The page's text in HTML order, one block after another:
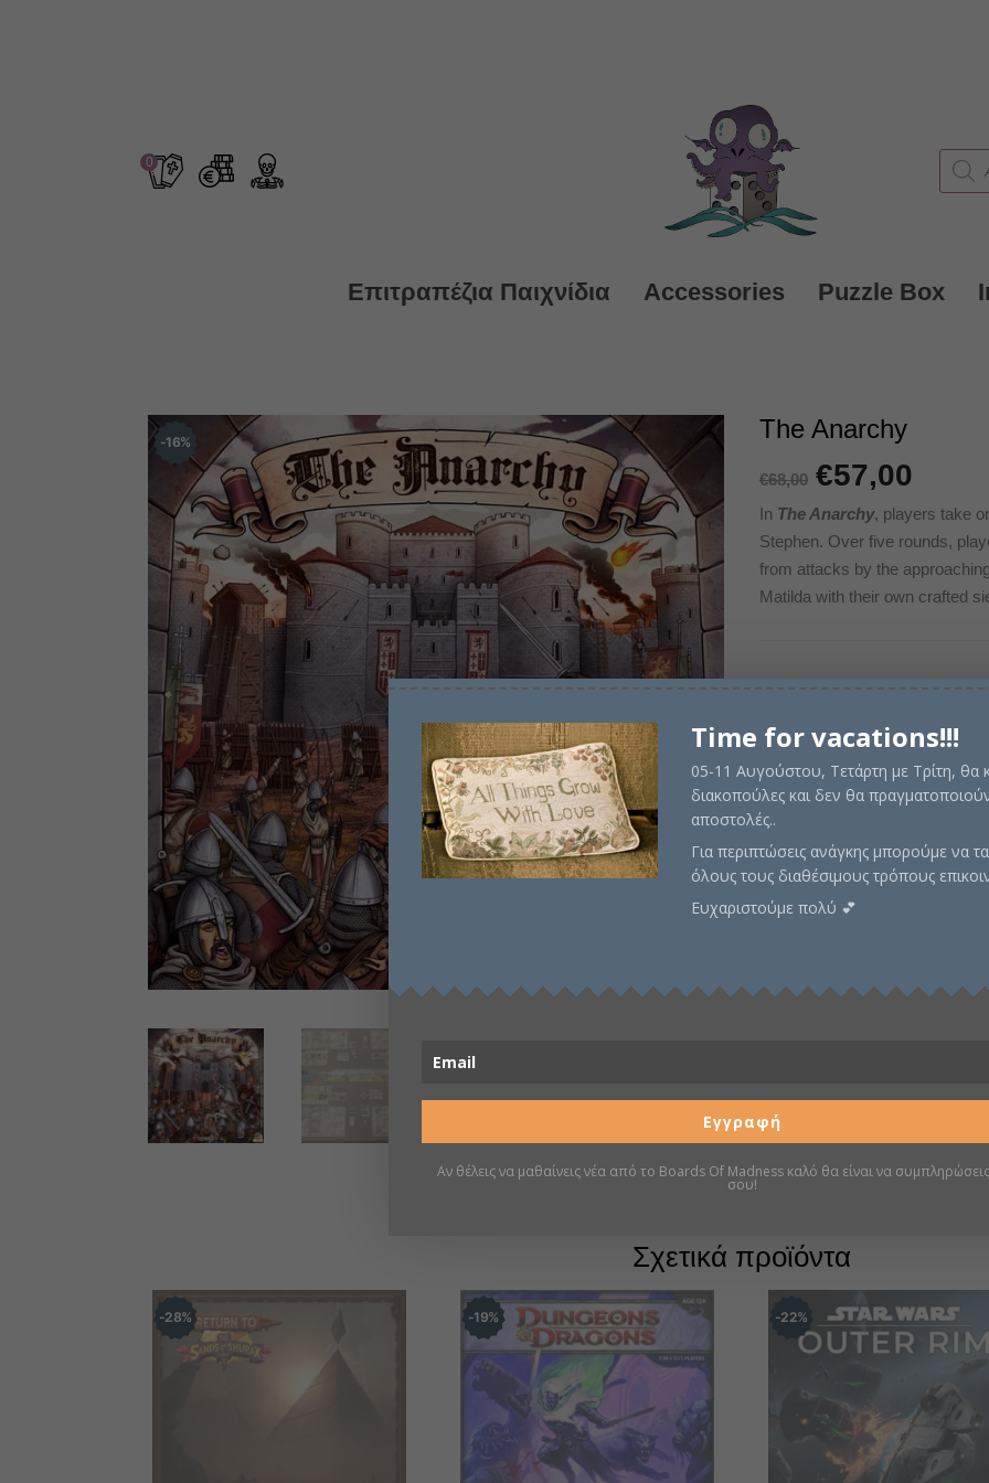
0
search
Επιτραπέζια Παιχνίδια Accessories Puzzle Box
16% The Anarchy
€68,00 Original
price
was:
€68,00.
€57,00
τιμή
είναι:
In The Anarchy, players take
Stephen. Over five rounds,
from attacks by the
Matilda with their own crafted
Προσθήκη στο καλάθι
Κωδικός προϊόντος:
Σελίδα boardgamegeek
Σχετικά προϊόντα
28% 19% 22%
Time for vacations!!!
05-11 Αυγούστου, Τετάρτη με Τρίτη, θα
διακοπούλες και δεν θα
αποστολές..
Για περιπτώσεις ανάγκης μπορούμε να
όλους τους διαθέσιμους τρόπους
Ευχαριστούμε πολύ 💕
Εγγραφή
Αν θέλεις να μαθαίνεις νέα από το Boards Of Madness καλό θα είναι να
σου!